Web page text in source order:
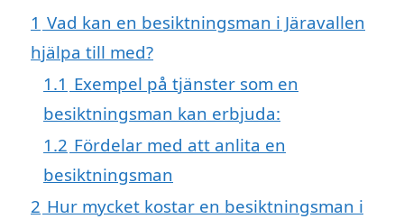
1 Vad kan en besiktningsman i Järavallen
hjälpa till med?
1.1 Exempel på tjänster som en
besiktningsman kan erbjuda:
1.2 Fördelar med att anlita en
besiktningsman
2 Hur mycket kostar en besiktningsman i